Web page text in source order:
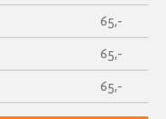
65,-
65,-
65,-